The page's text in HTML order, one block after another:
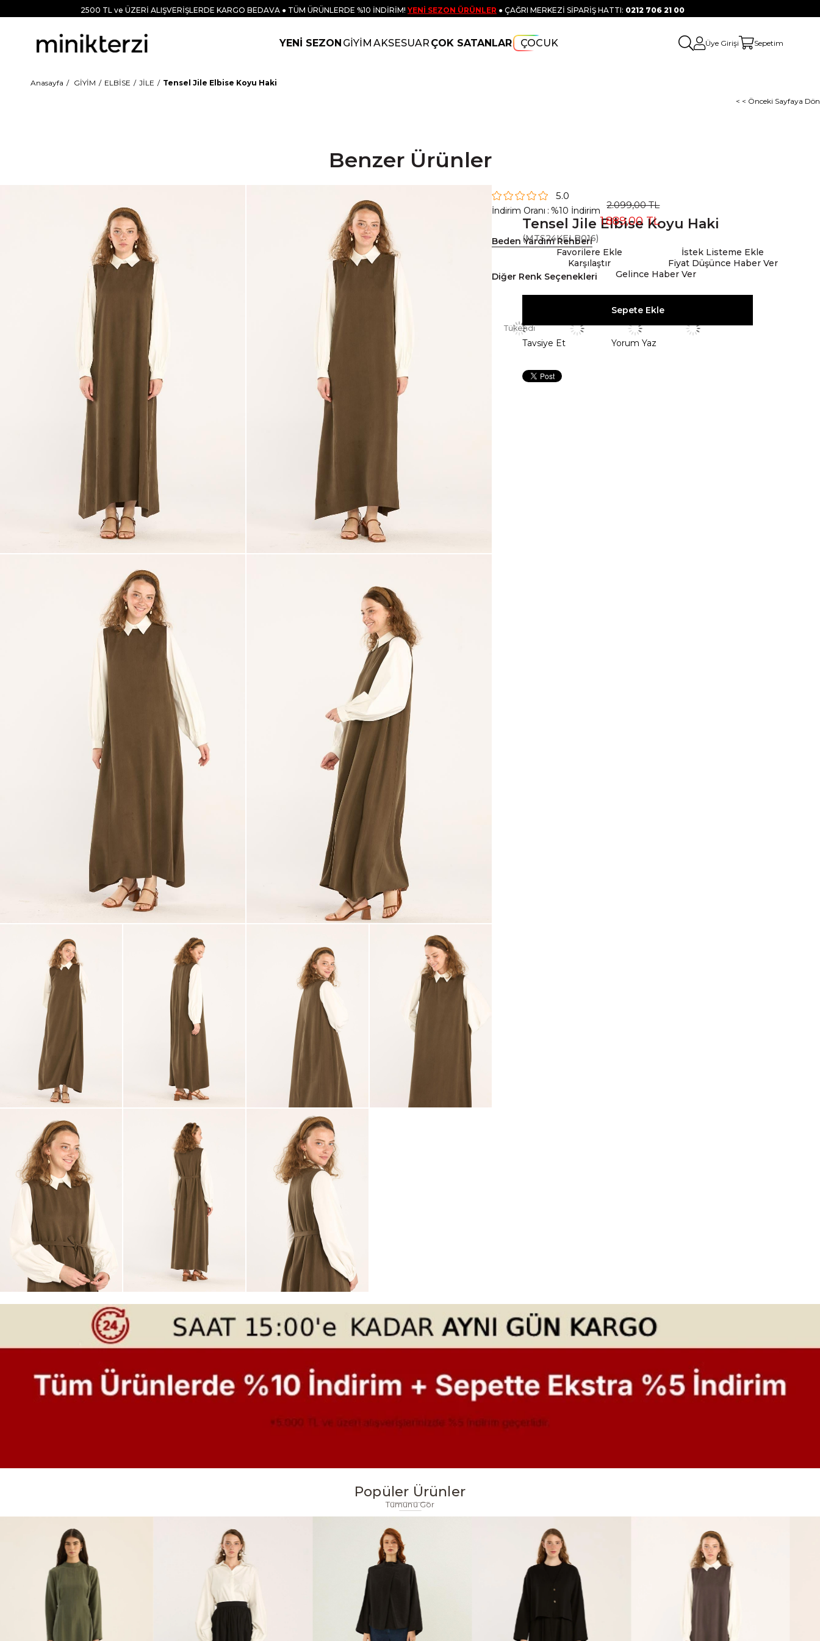
2500 TL ve ÜZERİ ALIŞVERİŞLERDE KARGO BEDAVA ● TÜM ÜRÜNLERDE %10 İNDİRİM! YENİ SEZON ÜRÜNLER ● ÇAĞRI MERKEZİ SİPARİŞ HATTI: 0212 706 21 00
YENİ SEZON GİYİM AKSESUAR ÇOK SATANLAR ÇOCUK Üye Girişi Sepetim
Anasayfa GİYİM ELBİSE JİLE
Tensel Jile Elbise Koyu Haki
< < Önceki Sayfaya Dön
Benzer Ürünler
Tensel Jile Elbise Koyu Haki
(MTS24KELB016)
5.0
İndirim Oranı : %10 İndirim 2.099,00 TL
1.889,00 TL
Beden Yardım Rehberi
Diğer Renk Seçenekleri
Tükendi
Favorilere Ekle
İstek Listeme Ekle
Karşılaştır
Fiyat Düşünce Haber Ver
Gelince Haber Ver
Tavsiye Et Yorum Yaz
Popüler Ürünler
Tümünü Gör